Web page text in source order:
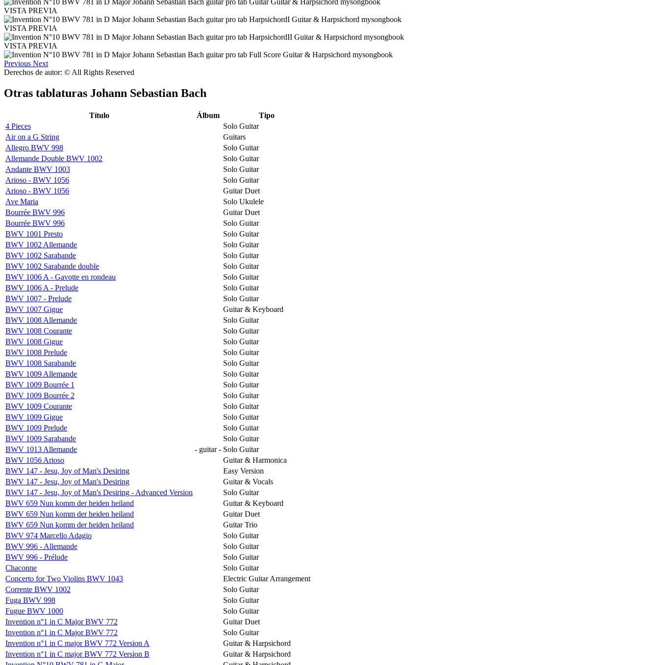
VISTA PREVIA
VISTA PREVIA
VISTA PREVIA
Previous Next
Derechos de autor: © All Rights Reserved
Otras tablaturas Johann Sebastian Bach
Título Álbum
Tipo
4 Pieces
Solo Guitar
Air on a G String
Guitars
Allegro BWV 998
Solo Guitar
Allemande Double BWV 1002
Solo Guitar
Andante BWV 1003
Solo Guitar
Arioso - BWV 1056
Solo Guitar
Arioso - BWV 1056
Guitar Duet
Ave Maria
Solo Ukulele
Bourrée BWV 996
Guitar Duet
Bourrée BWV 996
Solo Guitar
BWV 1001 Presto
Solo Guitar
BWV 1002 Allemande
Solo Guitar
BWV 1002 Sarabande
Solo Guitar
BWV 1002 Sarabande double
Solo Guitar
BWV 1006 A - Gavotte en rondeau
Solo Guitar
BWV 1006 A - Prelude
Solo Guitar
BWV 1007 - Prelude
Solo Guitar
BWV 1007 Gigue
Guitar & Keyboard
BWV 1008 Allemande
Solo Guitar
BWV 1008 Courante
Solo Guitar
BWV 1008 Gigue
Solo Guitar
BWV 1008 Prelude
Solo Guitar
BWV 1008 Sarabande
Solo Guitar
BWV 1009 Allemande
Solo Guitar
BWV 1009 Bourrée 1
Solo Guitar
BWV 1009 Bourrée 2
Solo Guitar
BWV 1009 Courante
Solo Guitar
BWV 1009 Gigue
Solo Guitar
BWV 1009 Prelude
Solo Guitar
BWV 1009 Sarabande
Solo Guitar
BWV 1013 Allemande
- guitar - Solo Guitar
BWV 1056 Arioso
Guitar & Harmonica
BWV 147 - Jesu, Joy of Man's Desiring
Easy Version
BWV 147 - Jesu, Joy of Man's Desiring
Guitar & Vocals
BWV 147 - Jesu, Joy of Man's Desiring - Advanced Version
Solo Guitar
BWV 659 Nun komm der heiden heiland
Guitar & Keyboard
BWV 659 Nun komm der heiden heiland
Guitar Duet
BWV 659 Nun komm der heiden heiland
Guitar Trio
BWV 974 Marcello Adagio
Solo Guitar
BWV 996 - Allemande
Solo Guitar
BWV 996 - Prélude
Solo Guitar
Chaconne
Solo Guitar
Concerto for Two Violins BWV 1043
Electric Guitar Arrangement
Corrente BWV 1002
Solo Guitar
Fuga BWV 998
Solo Guitar
Fugue BWV 1000
Solo Guitar
Invention n°1 in C Major BWV 772
Guitar Duet
Invention n°1 in C Major BWV 772
Solo Guitar
Invention n°1 in C major BWV 772 Version A
Guitar & Harpsichord
Invention n°1 in C major BWV 772 Version B
Guitar & Harpsichord